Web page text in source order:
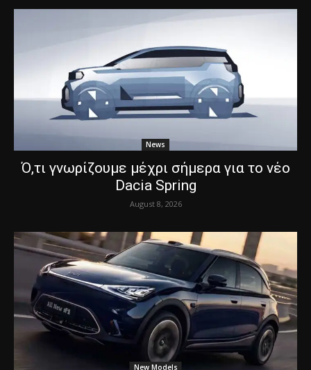
News
Ό,τι γνωρίζουμε μέχρι σήμερα για το νέο
Dacia Spring
August 8, 2026
New Models